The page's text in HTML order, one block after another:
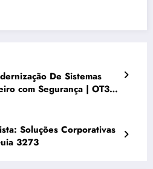
De Sistemas
com Segurança | OT3N
Soluções Corporativas
3273